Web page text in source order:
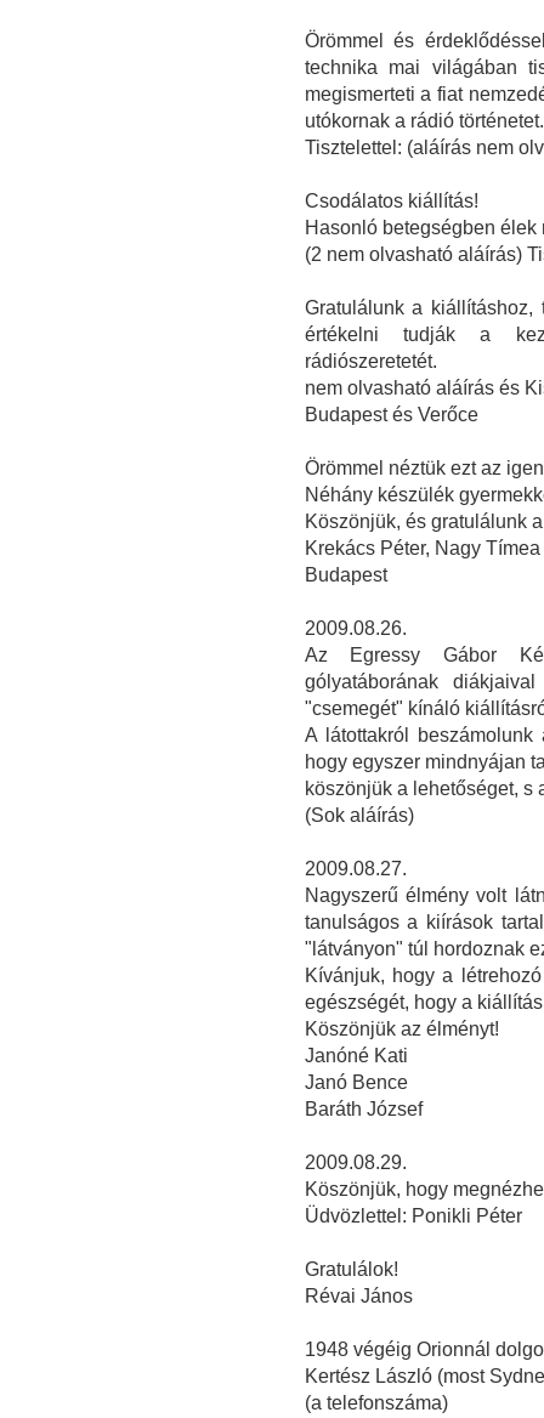
Örömmel és
technika mai világában
megismerteti a fiat
utókornak a rádió történetet.
Tisztelettel: (aláírás nem
Csodálatos kiállítás!
Hasonló betegségben
(2 nem olvasható aláírás)
Gratulálunk a kiállításhoz,
értékelni tudják a
rádiószeretetét.
nem olvasható aláírás és
Budapest és Verőce
Örömmel néztük ezt az
Néhány készülék
Köszönjük, és gratulálunk
Krekács Péter, Nagy Tímea
Budapest
2009.08.26.
Az Egressy Gábor
gólyatáborának
"csemegét" kínáló
A látottakról
hogy egyszer mindnyájan
köszönjük a lehetőséget, s
(Sok aláírás)
2009.08.27.
Nagyszerű élmény volt
tanulságos a kiírások
"látványon" túl hordoznak
Kívánjuk, hogy a
egészségét, hogy a
Köszönjük az élményt!
Janóné Kati
Janó Bence
Baráth József
2009.08.29.
Köszönjük, hogy
Üdvözlettel: Ponikli Péter
Gratulálok!
Révai János
1948 végéig Orionnál
Kertész László (most
(a telefonszáma)